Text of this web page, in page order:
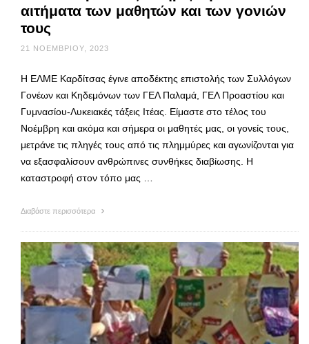
αιτήματα των μαθητών και των γονιών
τους
21 ΝΟΕΜΒΡΊΟΥ, 2023
Η ΕΛΜΕ Καρδίτσας έγινε αποδέκτης επιστολής των Συλλόγων
Γονέων και Κηδεμόνων των ΓΕΛ Παλαμά, ΓΕΛ Προαστίου και
Γυμνασίου-Λυκειακές τάξεις Ιτέας. Είμαστε στο τέλος του
Νοέμβρη και ακόμα και σήμερα οι μαθητές μας, οι γονείς τους,
μετράνε τις πληγές τους από τις πλημμύρες και αγωνίζονται για
να εξασφαλίσουν ανθρώπινες συνθήκες διαβίωσης. Η
καταστροφή στον τόπο μας …
Διαβάστε περισσότερα